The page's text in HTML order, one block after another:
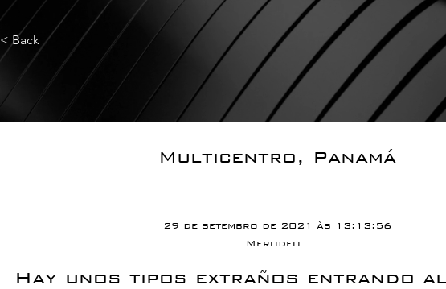
< Back
Multicentro, Panamá
29 de setembro de 2021 às 13:13:56
Merodeo
Hay unos tipos extraños entrando